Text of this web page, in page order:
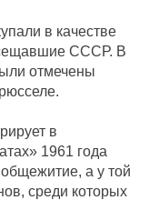
в качестве
СССР. В
отмечены
в
1961 года
а у той
среди которых